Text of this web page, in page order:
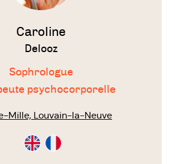
Caroline
Delooz
Sophrologue
psychocorporelle
Mille, Louvain-la-Neuve
Consultation
en
Consultation
en